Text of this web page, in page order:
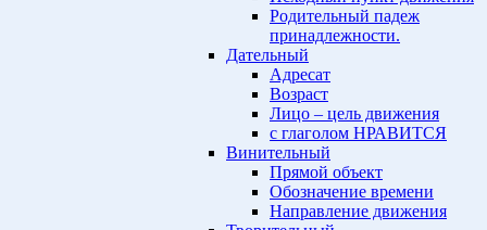
Родительный падеж
принадлежности.
Дательный
Адресат
Возраст
Лицо – цель движения
с глаголом НРАВИТСЯ
Винительный
Прямой объект
Обозначение времени
Направление движения